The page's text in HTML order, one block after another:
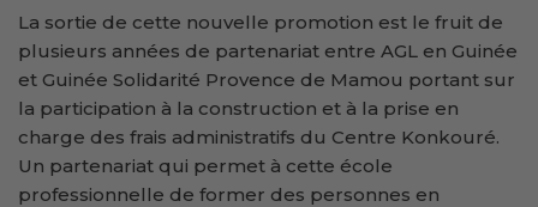
La sortie de cette nouvelle promotion est le fruit de
plusieurs années de partenariat entre AGL en Guinée
et Guinée Solidarité Provence de Mamou portant sur
la participation à la construction et à la prise en
charge des frais administratifs du Centre Konkouré.
Un partenariat qui permet à cette école
professionnelle de former des personnes en